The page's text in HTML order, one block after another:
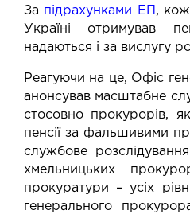
За підрахунками ЕП ,
Україні отримував
надаються і за вислугу
Реагуючи на це, Офіс
анонсував масштабне
стосовно прокурорів,
пенсії за фальшивими
службове
хмельницьких
прокуратури – усіх
генерального